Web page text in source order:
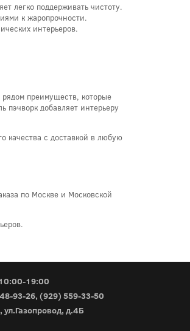
легко поддерживать чистоту.
к жаропрочности.
интерьеров.
преимуществ, которые
пэчворк добавляет интерьеру
качества с доставкой в любую
по Москве и Московской
19:00
93-26, (929) 559-33-50
ул.Газопровод, д.4Б